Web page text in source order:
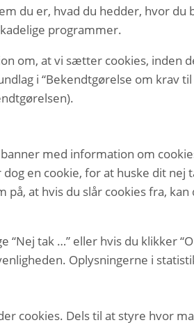
du er, hvad du hedder, hvor
programmer.
om, at vi sætter cookies, inden
i “Bekendtgørelse om krav
med information om
en cookie, for at huske dit
at hvis du slår cookies fra,
tak …” eller hvis du klikker
Oplysningerne i
cookies. Dels til at styre hvor